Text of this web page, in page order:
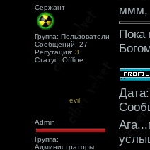
Сержант
Группа: Пользователи
Сообщений: 27
Репутация: 3
Статус: Offline
ммм,
Пока
evil
Admin
Группа:
Администраторы